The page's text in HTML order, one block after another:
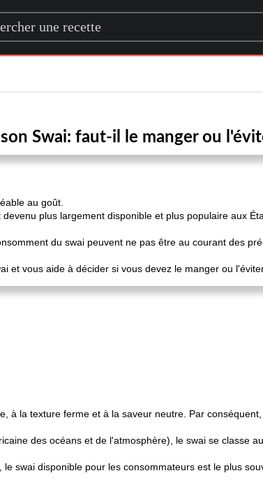
for a recipe
Swai: faut-il le manger ou
au goût.
plus largement disponible et plus populaire aux
du swai peuvent ne pas être au courant des
et vous aide à décider si vous devez le manger ou
à la texture ferme et à la saveur neutre. Par
des océans et de l'atmosphère), le swai se classe
swai disponible pour les consommateurs est le plus